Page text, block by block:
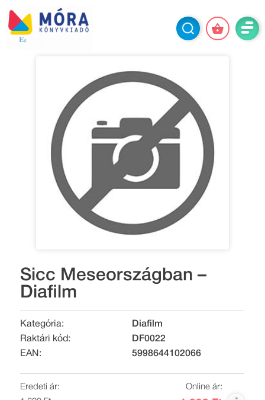
Sicc Meseországban –
Diafilm
Kategória:
Diafilm
Raktári kód:
DF0022
EAN:
5998644102066
Eredeti ár:
Online ár: